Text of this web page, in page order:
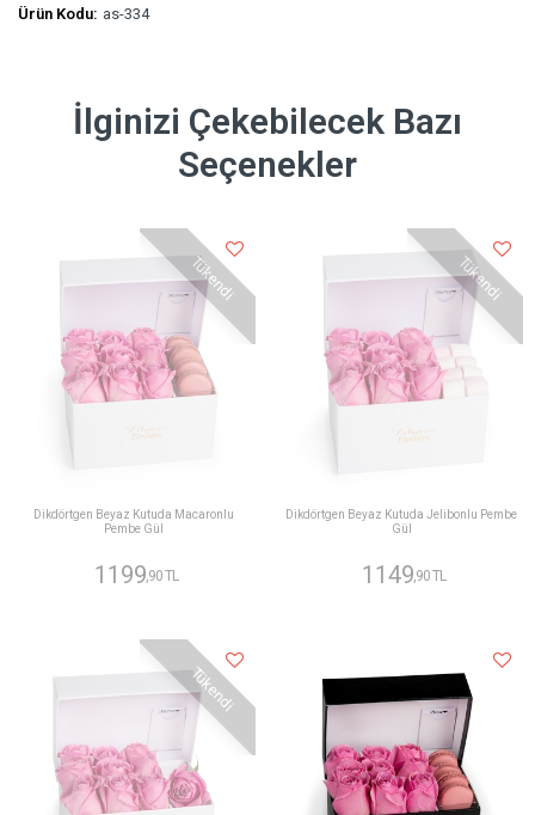
Ürün Kodu: as-334
İlginizi Çekebilecek Bazı
Seçenekler
Tükendi
Dikdörtgen Beyaz Kutuda Macaronlu
Pembe Gül
1199,90 TL
Tükendi
Dikdörtgen Beyaz Kutuda Jelibonlu Pembe
Gül
1149,90 TL
Tükendi